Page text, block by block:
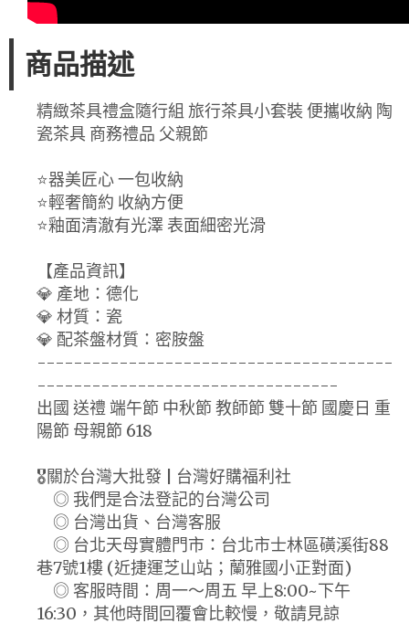
商品描述
精緻茶具禮盒隨行組 旅行茶具小套裝 便攜收納 陶
瓷茶具 商務禮品 父親節
⭐器美匠心 一包收納
⭐輕奢簡約 收納方便
⭐釉面清澈有光澤 表面細密光滑
【產品資訊】
💎 產地：德化
💎 材質：瓷
💎 配茶盤材質：密胺盤
---------------------------------------
---------------------------------
出國 送禮 端午節 中秋節 教師節 雙十節 國慶日 重
陽節 母親節 618
🎖️關於台灣大批發 | 台灣好購福利社
◎ 我們是合法登記的台灣公司
◎ 台灣出貨、台灣客服
◎ 台北天母實體門市：台北市士林區磺溪街88
巷7號1樓 (近捷運芝山站；蘭雅國小正對面)
◎ 客服時間：周一～周五 早上8:00~下午
16:30，其他時間回覆會比較慢，敬請見諒